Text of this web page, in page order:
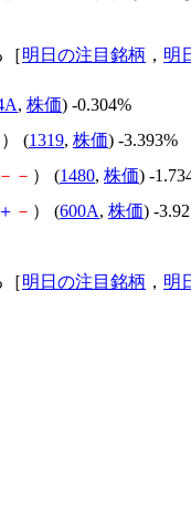
明日の注目銘柄 ， 明
, 株価) -0.304%
） (1319, 株価) -3.393%
－ － ） (1480, 株価) -
＋ － ） (600A, 株価) -
明日の注目銘柄 ， 明